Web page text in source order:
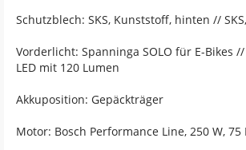
Schutzblech: SKS, Kunststoff, hinten //
Vorderlicht: Spanninga SOLO für E-Bikes
LED mit 120 Lumen
Akkuposition: Gepäckträger
Motor: Bosch Performance Line, 250 W, 75